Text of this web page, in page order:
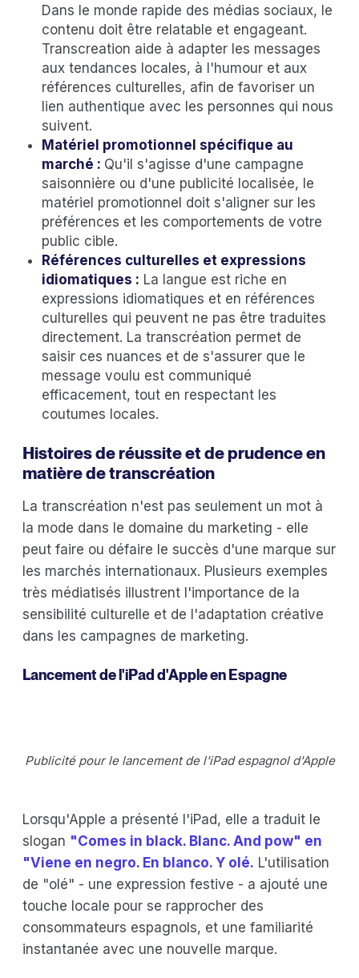
Dans le monde rapide des médias sociaux, le
contenu doit être relatable et engageant.
Transcreation aide à adapter les messages
aux tendances locales, à l'humour et aux
références culturelles, afin de favoriser un
lien authentique avec les personnes qui nous
suivent.
Matériel promotionnel spécifique au
marché : Qu'il s'agisse d'une campagne
saisonnière ou d'une publicité localisée, le
matériel promotionnel doit s'aligner sur les
préférences et les comportements de votre
public cible.
Références culturelles et expressions
idiomatiques : La langue est riche en
expressions idiomatiques et en références
culturelles qui peuvent ne pas être traduites
directement. La transcréation permet de
saisir ces nuances et de s'assurer que le
message voulu est communiqué
efficacement, tout en respectant les
coutumes locales.
Histoires de réussite et de prudence en
matière de transcréation
La transcréation n'est pas seulement un mot à
la mode dans le domaine du marketing - elle
peut faire ou défaire le succès d'une marque sur
les marchés internationaux. Plusieurs exemples
très médiatisés illustrent l'importance de la
sensibilité culturelle et de l'adaptation créative
dans les campagnes de marketing.
Lancement de l'iPad d'Apple en Espagne
Publicité pour le lancement de l'iPad espagnol d'Apple
Lorsqu'Apple a présenté l'iPad, elle a traduit le
slogan "Comes in black. Blanc. And pow" en
"Viene en negro. En blanco. Y olé. L'utilisation
de "olé" - une expression festive - a ajouté une
touche locale pour se rapprocher des
consommateurs espagnols, et une familiarité
instantanée avec une nouvelle marque.